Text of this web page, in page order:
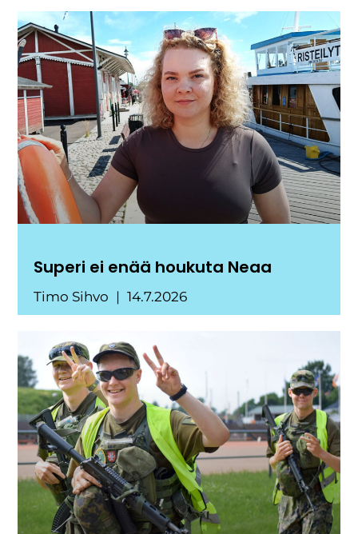
Superi ei enää houkuta Neaa
Timo Sihvo 14.7.2026